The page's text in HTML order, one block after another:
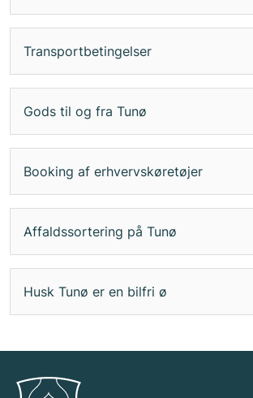
Transportbetingelser
Gods til og fra Tunø
Booking af erhvervskøretøjer
Affaldssortering på Tunø
Husk Tunø er en bilfri ø